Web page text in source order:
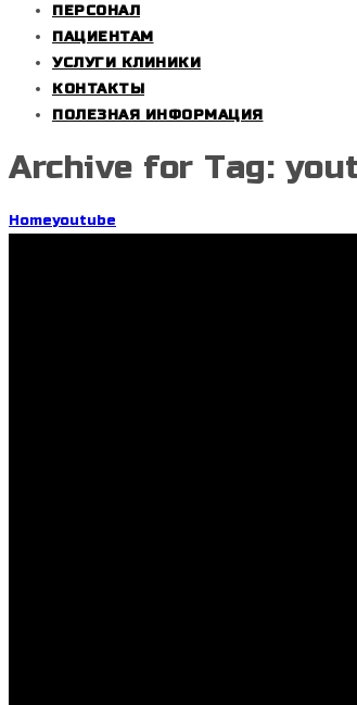
ПЕРСОНАЛ
ПАЦИЕНТАМ
УСЛУГИ КЛИНИКИ
КОНТАКТЫ
ПОЛЕЗНАЯ ИНФОРМАЦИЯ
Archive for Tag:
Homeyoutube